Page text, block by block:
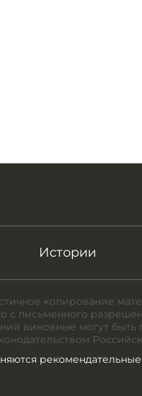
Истории
копирование
с письменного
виновные могут быть
рекомендательные